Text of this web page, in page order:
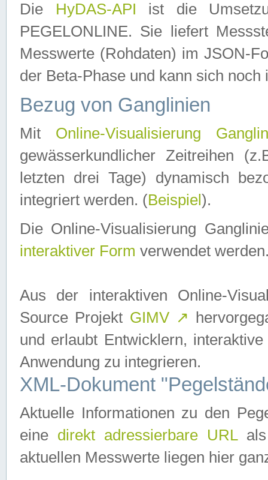
Die HyDAS-API ist die
PEGELONLINE. Sie liefert
Messwerte (Rohdaten) im JSON-
der Beta-Phase und kann sich noch
Bezug von Ganglinien
Mit Online-Visualisierung
gewässerkundlicher Zeitreihen
letzten drei Tage) dynamisch
integriert werden. (Beispiel ).
Die Online-Visualisierung
interaktiver Form verwendet
Aus der interaktiven Online-
Source Projekt GIMV ↗
und erlaubt Entwicklern,
Anwendung zu integrieren.
XML-Dokument
Aktuelle Informationen zu den
eine direkt adressierbare URLals
aktuellen Messwerte liegen hier